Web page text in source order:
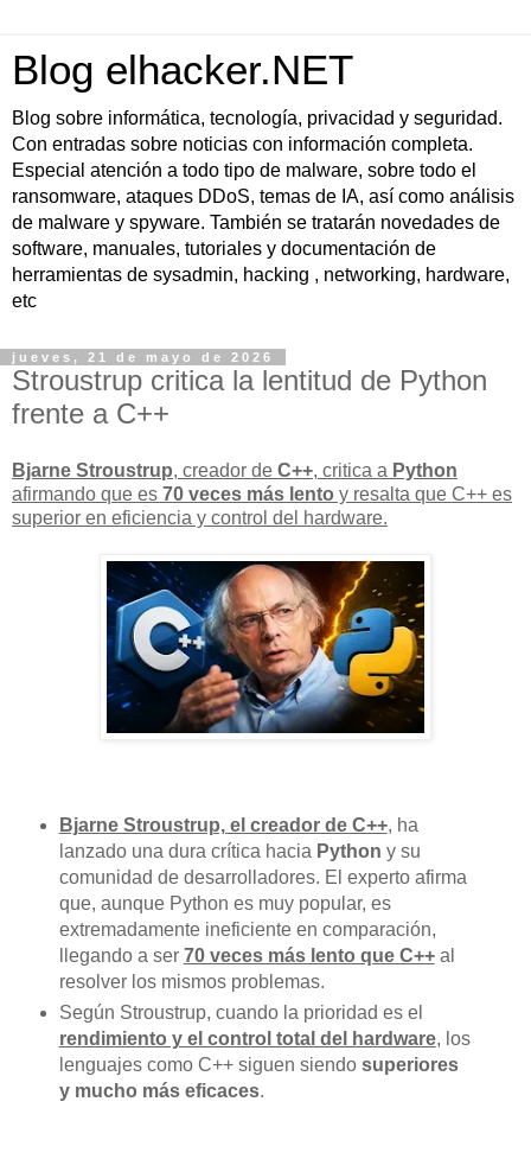
Blog elhacker.NET
Blog sobre informática, tecnología, privacidad y seguridad.
Con entradas sobre noticias con información completa.
Especial atención a todo tipo de malware, sobre todo el
ransomware, ataques DDoS, temas de IA, así como análisis
de malware y spyware. También se tratarán novedades de
software, manuales, tutoriales y documentación de
herramientas de sysadmin, hacking , networking, hardware,
etc
jueves, 21 de mayo de 2026
Stroustrup critica la lentitud de Python
frente a C++
Bjarne Stroustrup, creador de C++, critica a Python
afirmando que es 70 veces más lento y resalta que C++ es
superior en eficiencia y control del hardware.
Bjarne Stroustrup, el creador de C++, ha
lanzado una dura crítica hacia Python y su
comunidad de desarrolladores. El experto afirma
que, aunque Python es muy popular, es
extremadamente ineficiente en comparación,
llegando a ser 70 veces más lento que C++al
resolver los mismos problemas.
Según Stroustrup, cuando la prioridad es el
rendimiento y el control total del hardware, los
lenguajes como C++ siguen siendo superiores
y mucho más eficaces.